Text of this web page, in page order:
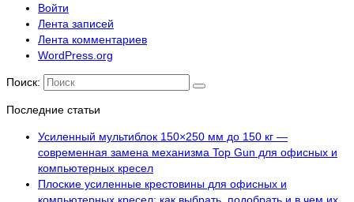
Войти
Лента записей
Лента комментариев
WordPress.org
Поиск:
Последние статьи
Усиленный мультиблок 150×250 мм до 150 кг —
современная замена механизма Top Gun для офисных и
компьютерных кресел
Плоские усиленные крестовины для офисных и
компьютерных кресел: как выбрать, подобрать и в чем их